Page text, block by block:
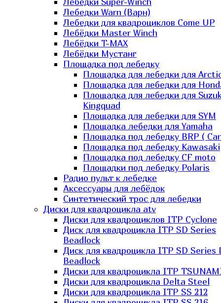
Лебедки Warn (Варн)
Лебедки для квадроциклов Come UP
Лебёдки Master Winch
Лебёдки T-MAX
Лебёдки Мустанг
Площадка под лебедку
Площадка для лебедки для
Площадка для лебедки для
Площадка для лебедки для
Kingquad
Площадка для лебедки для SYM
Площадка лебедки для Yamaha
Площадка под лебедку BRP (
Площадка под лебедку Kawasaki
Площадка под лебедку СF moto
Площадки под лебедку Polaris
Радио пульт к лебедке
Аксессуары для лебёдок
Синтетический трос для лебедки
Диски для квадроцикла atv
Диски для квадроциклов ITP Cyclone
Диск для квадроцикла ITP SD Series
Beadlock
Диск для квадроцикла ITP SD Series
Beadlock
Диски для квадроцикла ITP
Диски для квадроцикла Delta Steel
Диски для квадроцикла ITP SS 212